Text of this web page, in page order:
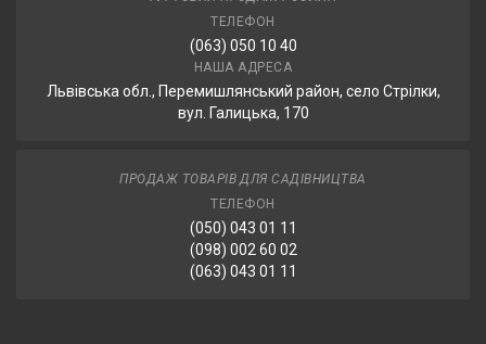
ТЕЛЕФОН
(063) 050 10 40
НАША АДРЕСА
Львівська обл., Перемишлянський район, село Стрілки,
вул. Галицька, 170
ПРОДАЖ ТОВАРІВ ДЛЯ САДІВНИЦТВА
ТЕЛЕФОН
(050) 043 01 11
(098) 002 60 02
(063) 043 01 11